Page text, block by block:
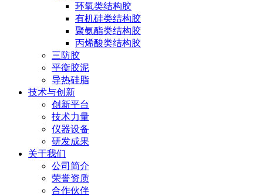
环氧类结构胶
有机硅类结构胶
聚氨酯类结构胶
丙烯酸类结构胶
三防胶
平衡胶泥
导热硅脂
技术与创新
创新平台
技术力量
仪器设备
研发成果
关于我们
公司简介
荣誉资质
合作伙伴